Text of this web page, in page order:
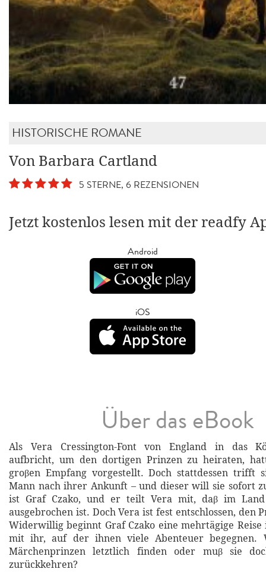
HISTORISCHE ROMANE
Von Barbara Cartland
5 STERNE, 6 REZENSIONEN
Jetzt kostenlos lesen mit der readfy
Android
iOS
Über das eBook
Als Vera Cressington-Font von England in das
aufbricht, um den dortigen Prinzen zu heiraten,
groβen Empfang vorgestellt. Doch stattdessen trifft
Mann nach ihrer Ankunft – und dieser will sie sofort
ist Graf Czako, und er teilt Vera mit, daβ im Land
ausgebrochen ist. Doch Vera ist fest entschlossen, den
Widerwillig beginnt Graf Czako eine mehrtägige
mit ihr, auf der ihnen viele Abenteuer begegnen.
Märchenprinzen letztlich finden oder muβ sie
zurückkehren?